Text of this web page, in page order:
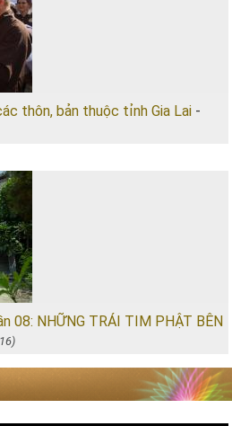
thôn, bản thuộc tỉnh Gia Lai -
08: NHỮNG TRÁI TIM PHẬT BÊN